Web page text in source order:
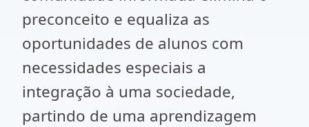
preconceito e equaliza as
oportunidades de alunos com
necessidades especiais a
integração à uma sociedade,
partindo de uma aprendizagem